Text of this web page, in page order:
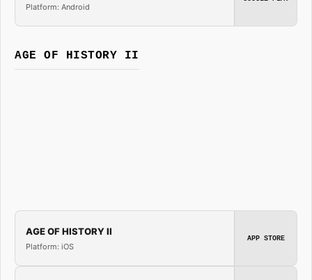
Platform: Android
AGE OF HISTORY II
AGE OF HISTORY II
Platform: iOS
APP STORE